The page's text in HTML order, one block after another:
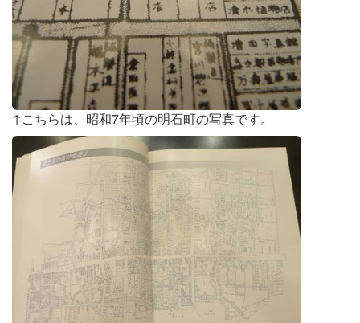
↑こちらは、昭和7年頃の明石町の写真です。